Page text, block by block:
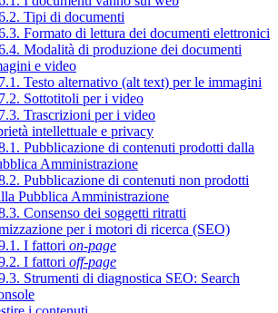
Tipi di documenti
Formato di lettura dei documenti elettronici
Modalità di produzione dei documenti
e video
Testo alternativo (alt text) per le immagini
Sottotitoli per i video
Trascrizioni per i video
intellettuale e privacy
Pubblicazione di contenuti prodotti dalla
Amministrazione
Pubblicazione di contenuti non prodotti
Pubblica Amministrazione
Consenso dei soggetti ritratti
per i motori di ricerca (SEO)
I fattori on-page
I fattori off-page
Strumenti di diagnostica SEO: Search